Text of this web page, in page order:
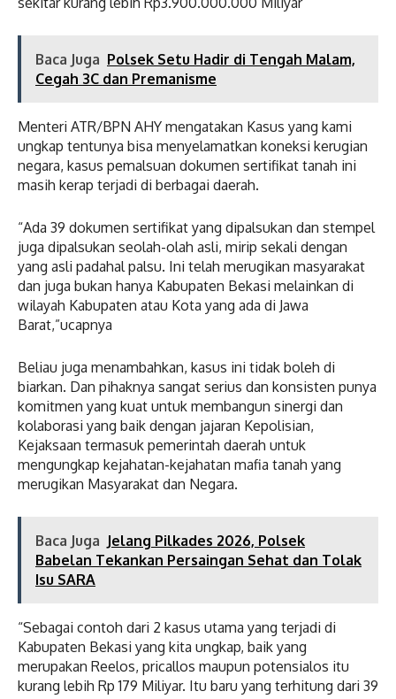
Baca Juga Polsek Setu Hadir di Tengah Malam,
Cegah 3C dan Premanisme
Menteri ATR/BPN AHY mengatakan Kasus yang kami
ungkap tentunya bisa menyelamatkan koneksi kerugian
negara, kasus pemalsuan dokumen sertifikat tanah ini
masih kerap terjadi di berbagai daerah.
“Ada 39 dokumen sertifikat yang dipalsukan dan stempel
juga dipalsukan seolah-olah asli, mirip sekali dengan
yang asli padahal palsu. Ini telah merugikan masyarakat
dan juga bukan hanya Kabupaten Bekasi melainkan di
wilayah Kabupaten atau Kota yang ada di Jawa
Barat,”ucapnya
Beliau juga menambahkan, kasus ini tidak boleh di
biarkan. Dan pihaknya sangat serius dan konsisten punya
komitmen yang kuat untuk membangun sinergi dan
kolaborasi yang baik dengan jajaran Kepolisian,
Kejaksaan termasuk pemerintah daerah untuk
mengungkap kejahatan-kejahatan mafia tanah yang
merugikan Masyarakat dan Negara.
Baca Juga Jelang Pilkades 2026, Polsek
Babelan Tekankan Persaingan Sehat dan Tolak
Isu SARA
“Sebagai contoh dari 2 kasus utama yang terjadi di
Kabupaten Bekasi yang kita ungkap, baik yang
merupakan Reelos, pricallos maupun potensialos itu
kurang lebih Rp 179 Miliyar. Itu baru yang terhitung dari 39